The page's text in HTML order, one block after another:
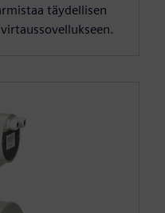
täydellisen